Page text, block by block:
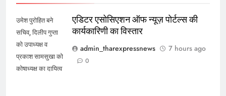
उमेश पुरोहित बने
सचिव, दिलीप गुप्ता
को उपाध्यक्ष व
प्रकाश सामसुखा को
कोषाध्यक्ष का दायित्व
एडिटर एसोसिएशन ऑफ न्यूज़ पोर्टल्स की
कार्यकारिणी का विस्तार
admin_tharexpressnews
7 hours ago
0